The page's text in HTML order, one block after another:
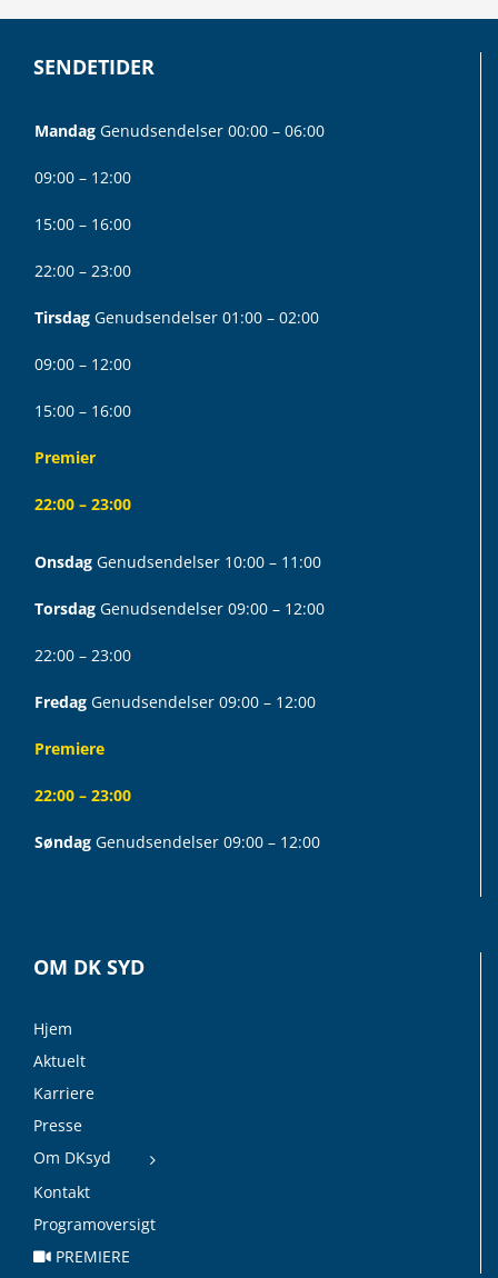
SENDETIDER
Mandag Genudsendelser 00:00 – 06:00
09:00 – 12:00
15:00 – 16:00
22:00 – 23:00
Tirsdag Genudsendelser 01:00 – 02:00
09:00 – 12:00
15:00 – 16:00
Premier
22:00 – 23:00
Onsdag Genudsendelser 10:00 – 11:00
Torsdag Genudsendelser 09:00 – 12:00
22:00 – 23:00
Fredag Genudsendelser 09:00 – 12:00
Premiere
22:00 – 23:00
Søndag Genudsendelser 09:00 – 12:00
OM DK SYD
Hjem
Aktuelt
Karriere
Presse
Om DKsyd
Kontakt
Programoversigt
PREMIERE